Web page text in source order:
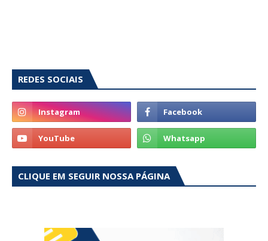
REDES SOCIAIS
CLIQUE EM SEGUIR NOSSA PÁGINA